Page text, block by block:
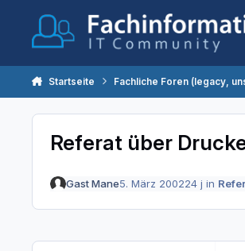
Startseite Fachliche Foren (legacy,
Referat über
Gast Mane5. März 200224 j in